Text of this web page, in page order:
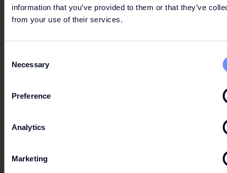
information that you’ve provided to them or that they’ve
from your use of their services.
Selection
Necessary
Preference
Analytics
Marketing
30% - 50% RABATT